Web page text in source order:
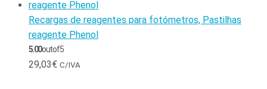
Recargas de reagentes para fotómetros, Pastilhas
reagente Phenol
5.00out of 5
29,03€ C/IVA